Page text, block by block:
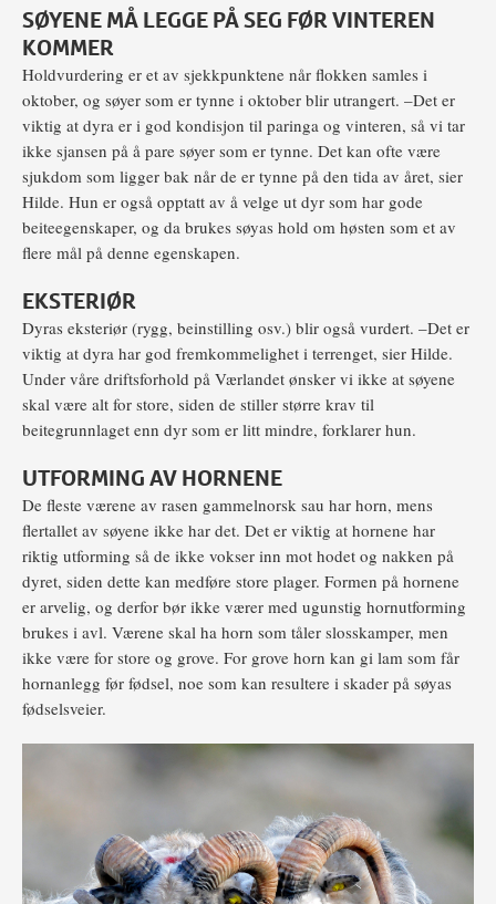
SØYENE MÅ LEGGE PÅ SEG FØR VINTEREN
KOMMER
Holdvurdering er et av sjekkpunktene når flokken samles i
oktober, og søyer som er tynne i oktober blir utrangert. –Det er
viktig at dyra er i god kondisjon til paringa og vinteren, så vi tar
ikke sjansen på å pare søyer som er tynne. Det kan ofte være
sjukdom som ligger bak når de er tynne på den tida av året, sier
Hilde. Hun er også opptatt av å velge ut dyr som har gode
beiteegenskaper, og da brukes søyas hold om høsten som et av
flere mål på denne egenskapen.
EKSTERIØR
Dyras eksteriør (rygg, beinstilling osv.) blir også vurdert. –Det er
viktig at dyra har god fremkommelighet i terrenget, sier Hilde.
Under våre driftsforhold på Værlandet ønsker vi ikke at søyene
skal være alt for store, siden de stiller større krav til
beitegrunnlaget enn dyr som er litt mindre, forklarer hun.
UTFORMING AV HORNENE
De fleste værene av rasen gammelnorsk sau har horn, mens
flertallet av søyene ikke har det. Det er viktig at hornene har
riktig utforming så de ikke vokser inn mot hodet og nakken på
dyret, siden dette kan medføre store plager. Formen på hornene
er arvelig, og derfor bør ikke værer med ugunstig hornutforming
brukes i avl. Værene skal ha horn som tåler slosskamper, men
ikke være for store og grove. For grove horn kan gi lam som får
hornanlegg før fødsel, noe som kan resultere i skader på søyas
fødselsveier.